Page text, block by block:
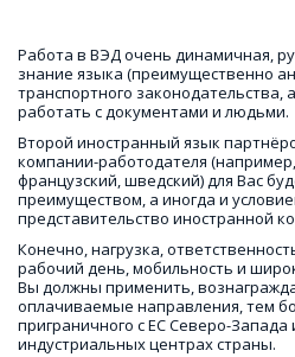
Работа в ВЭД очень динамичная,
знание языка (преимущественно
транспортного законодательства,
работать с документами и людьми.
Второй иностранный язык
компании-работодателя
французский, шведский) для Вас
преимуществом, а иногда и
представительство иностранной
Конечно, нагрузка,
рабочий день, мобильность и
Вы должны применить,
оплачиваемые направления, тем
приграничного с ЕС Северо-Запада
индустриальных центрах страны.